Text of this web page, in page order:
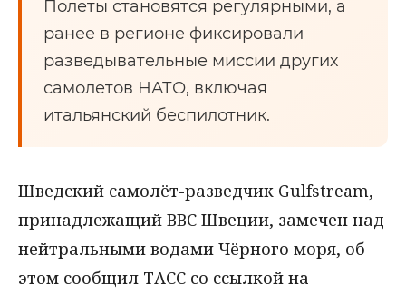
Полеты становятся регулярными, а
ранее в регионе фиксировали
разведывательные миссии других
самолетов НАТО, включая
итальянский беспилотник.
Шведский самолёт-разведчик Gulfstream,
принадлежащий ВВС Швеции, замечен над
нейтральными водами Чёрного моря, об
этом сообщил ТАСС со ссылкой на